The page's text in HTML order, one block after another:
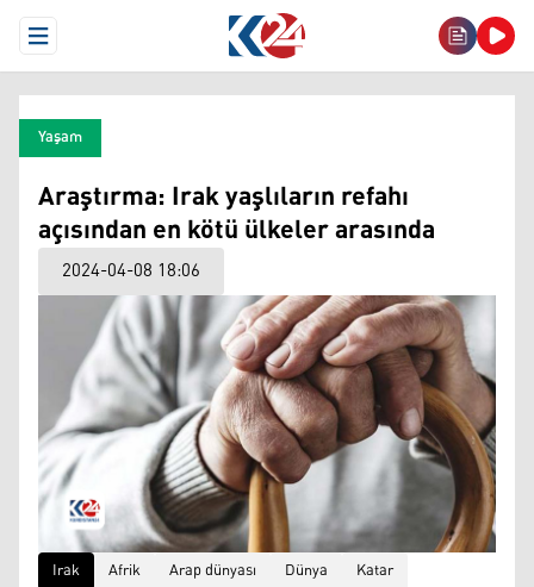
Open Menu
Yaşam
Araştırma: Irak yaşlıların refahı
açısından en kötü ülkeler arasında
2024-04-08 18:06
Irak Afrik Arap dünyası Dünya Katar